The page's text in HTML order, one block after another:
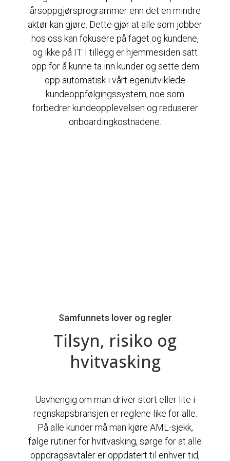
årsoppgjørsprogrammer enn det en mindre
aktør kan gjøre. Dette gjør at alle som jobber
hos oss kan fokusere på faget og kundene,
og ikke på IT. I tillegg er hjemmesiden satt
opp for å kunne ta inn kunder og sette dem
opp automatisk i vårt egenutviklede
kundeoppfølgingssystem, noe som
forbedrer kundeopplevelsen og reduserer
onboardingkostnadene.
Samfunnets lover og regler
Tilsyn, risiko og
hvitvasking
Uavhengig om man driver stort eller lite i
regnskapsbransjen er reglene like for alle.
På alle kunder må man kjøre AML-sjekk,
følge rutiner for hvitvasking, sørge for at alle
oppdragsavtaler er oppdatert til enhver tid,